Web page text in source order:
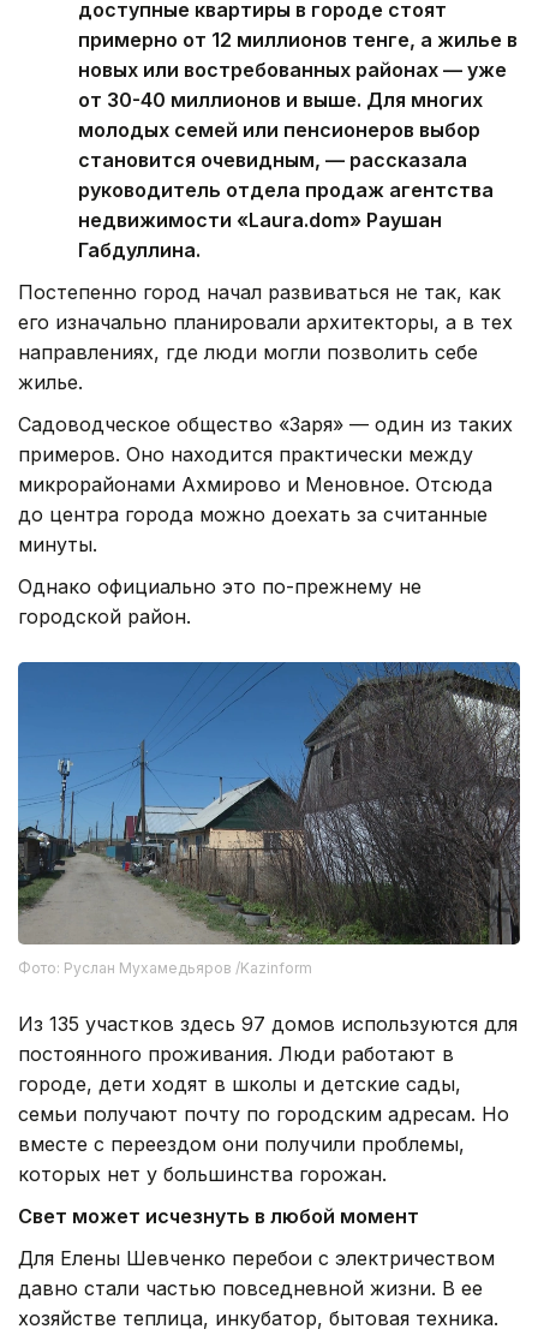
доступные квартиры в городе стоят
примерно от 12 миллионов тенге, а жилье в
новых или востребованных районах — уже
от 30-40 миллионов и выше. Для многих
молодых семей или пенсионеров выбор
становится очевидным, — рассказала
руководитель отдела продаж агентства
недвижимости «Laura.dom» Раушан
Габдуллина.
Постепенно город начал развиваться не так, как
его изначально планировали архитекторы, а в тех
направлениях, где люди могли позволить себе
жилье.
Садоводческое общество «Заря» — один из таких
примеров. Оно находится практически между
микрорайонами Ахмирово и Меновное. Отсюда
до центра города можно доехать за считанные
минуты.
Однако официально это по-прежнему не
городской район.
Фото: Руслан Мухамедьяров /Kazinform
Из 135 участков здесь 97 домов используются для
постоянного проживания. Люди работают в
городе, дети ходят в школы и детские сады,
семьи получают почту по городским адресам. Но
вместе с переездом они получили проблемы,
которых нет у большинства горожан.
Свет может исчезнуть в любой момент
Для Елены Шевченко перебои с электричеством
давно стали частью повседневной жизни. В ее
хозяйстве теплица, инкубатор, бытовая техника.